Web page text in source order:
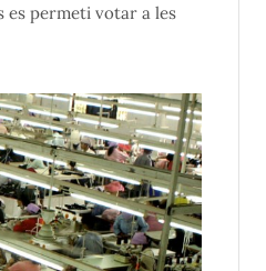
es permeti votar a les